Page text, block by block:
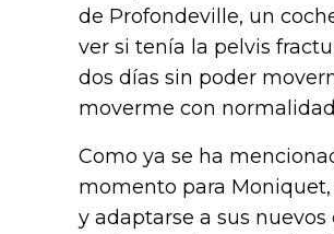
de Profondeville, un
ver si tenía la pelvis
dos días sin poder
moverme con
Como ya se ha
momento para
y adaptarse a sus